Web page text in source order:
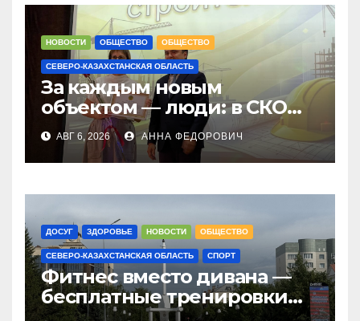
НОВОСТИ ОБЩЕСТВО ОБЩЕСТВО
СЕВЕРО-КАЗАХСТАНСКАЯ ОБЛАСТЬ
За каждым новым
объектом — люди: в СКО
чествовали строителей
АВГ 6, 2026 АННА ФЕДОРОВИЧ
ДОСУГ ЗДОРОВЬЕ НОВОСТИ ОБЩЕСТВО
СЕВЕРО-КАЗАХСТАНСКАЯ ОБЛАСТЬ СПОРТ
Фитнес вместо дивана —
бесплатные тренировки